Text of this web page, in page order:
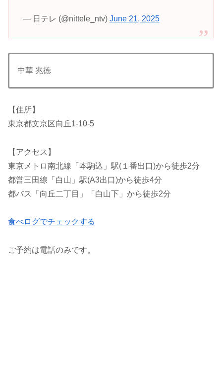
— 日テレ (@nittele_ntv) June 21, 2025
中華 兆徳
【住所】
東京都文京区向丘1-10-5
【アクセス】
東京メトロ南北線「本駒込」駅(１番出口)から徒歩2分
都営三田線「白山」駅(A3出口)から徒歩4分
都バス「向丘二丁目」「白山下」から徒歩2分
食べログでチェックする
ご予約は電話のみです。